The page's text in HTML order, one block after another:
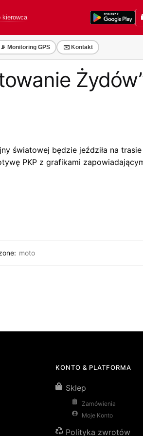
kierowca
📡 Monitoring GPS ✉️ Kontakt
światowej będzie jeździła na trasie
PKP z grafikami
moto
KONTO & PLATFORMA
Sklep
Zamówienia
Moje Konto
Polityka zwrotów